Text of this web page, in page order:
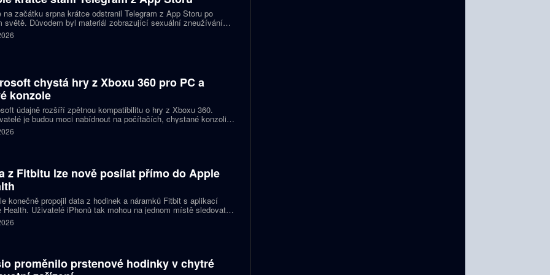
na začátku srpna krátce odstranil Telegram z App Storu po
světě. Důvodem byl materiál zobrazující sexuální zneužívání
podle firmy sdílel jeden uživatel. Telegram účet rychle
a aplikace se ještě během stejného dne do obchodu vrátila.
chystá hry z Xboxu 360 pro PC a
konzole
údajně rozšíří zpětnou kompatibilitu o hry z Xboxu 360.
je budou moci nabídnout na počítačích, chystané konzoli
Helix i přenosných zařízeních. První tituly by mohly dorazit
let 2027 a 2028.
z Fitbitu lze nově posílat přímo do Apple
konečně propojil data z hodinek a náramků Fitbit s aplikací
Health. Uživatelé iPhonů tak mohou na jednom místě sledovat
cvičení, spánek i zdravotní údaje. Novinka odstraňuje omezení,
bylo dosud nutné využívat pomocné aplikace nebo jiné
proměnilo prstenové hodinky v chytré